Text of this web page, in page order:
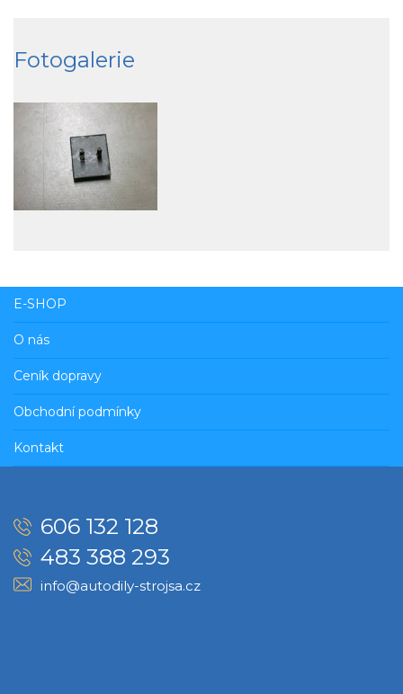
Fotogalerie
E-SHOP
O nás
Ceník dopravy
Obchodní podmínky
Kontakt
606 132 128
483 388 293
info@autodily-strojsa.cz